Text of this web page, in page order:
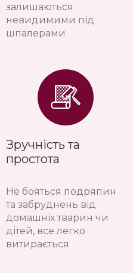
залишаються
невидимими під
шпалерами
Зручність та
простота
Не бояться подряпин
та забруднень від
домашніх тварин чи
дітей, все легко
витирається